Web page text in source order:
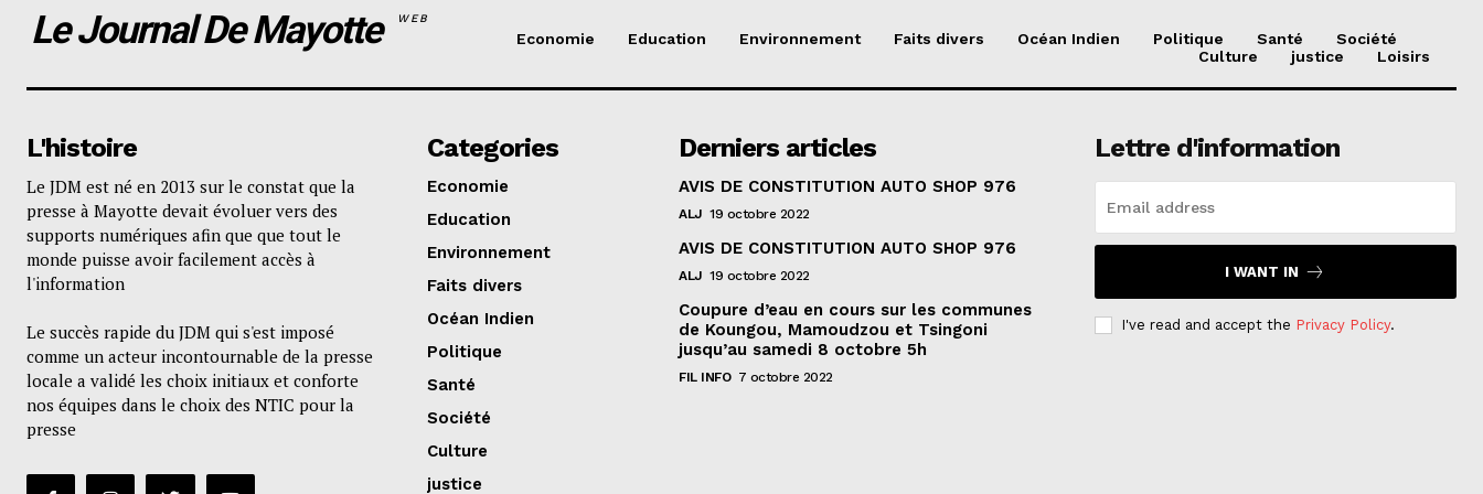
Le Journal De Mayotte WEB
Economie Education Environnement Faits divers Océan Indien Politique Santé
Société
Culture
justice Loisirs
L'histoire
Le JDM est né en 2013 sur le constat que la
presse à Mayotte devait évoluer vers des
supports numériques afin que que tout le
monde puisse avoir facilement accès à
l'information
Le succès rapide du JDM qui s'est imposé
comme un acteur incontournable de la presse
locale a validé les choix initiaux et conforte
nos équipes dans le choix des NTIC pour la
presse
Categories
Economie
Education
Environnement
Faits divers
Océan Indien
Politique
Santé
Société
Culture
justice
Derniers articles
AVIS DE CONSTITUTION AUTO SHOP 976
ALJ 19 octobre 2022
AVIS DE CONSTITUTION AUTO SHOP 976
ALJ 19 octobre 2022
Coupure d’eau en cours sur les communes
de Koungou, Mamoudzou et Tsingoni
jusqu’au samedi 8 octobre 5h
FIL INFO 7 octobre 2022
Lettre d'information
I WANT IN
I've read and accept the Privacy Policy.